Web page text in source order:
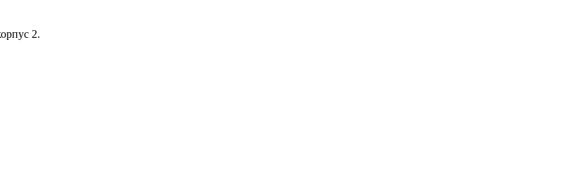
2.